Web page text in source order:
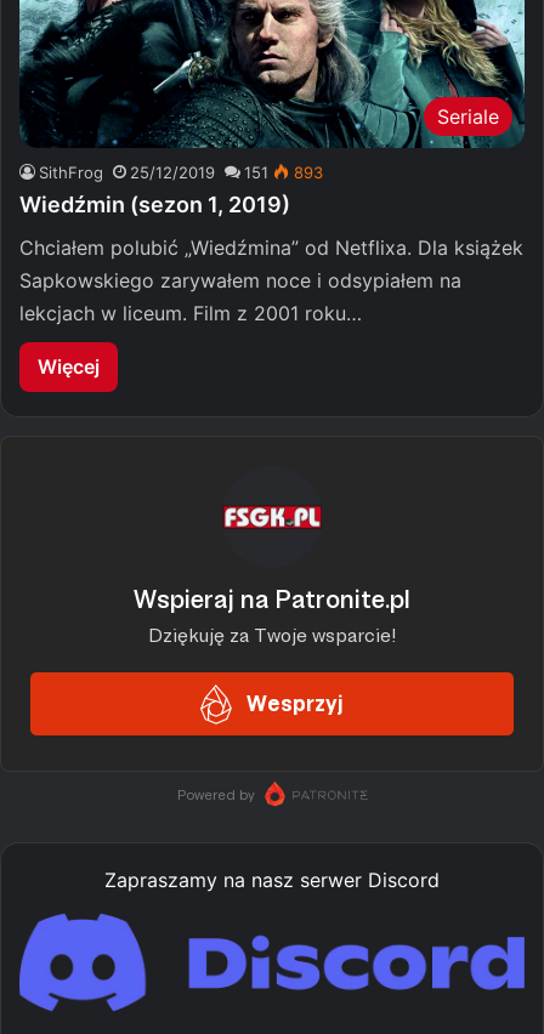
Seriale
SithFrog 25/12/2019 151 893
Wiedźmin (sezon 1, 2019)
Chciałem polubić „Wiedźmina” od Netflixa. Dla książek
Sapkowskiego zarywałem noce i odsypiałem na
lekcjach w liceum. Film z 2001 roku…
Więcej
Zapraszamy na nasz serwer Discord